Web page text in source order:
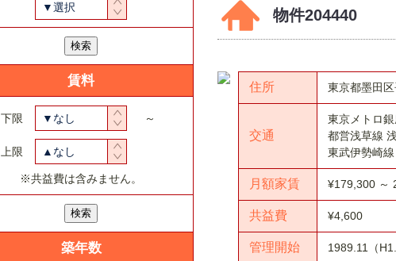
▼選択
賃料
下限 ▼なし ～
上限 ▲なし
※共益費は含みません。
築年数
物件204440
住所 東京都墨田
交通
東京メトロ
都営浅草線
東武伊勢崎
月額家賃 ¥179,300 ～
共益費 ¥4,600
管理開始 1989.11（